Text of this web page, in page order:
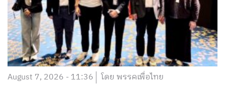
August 7, 2026 - 11:36 โดย พรรคเพื่อไทย